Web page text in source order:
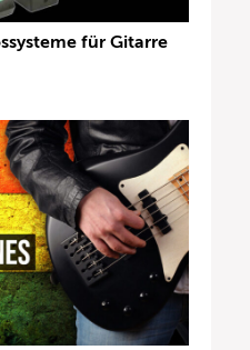
für Gitarre